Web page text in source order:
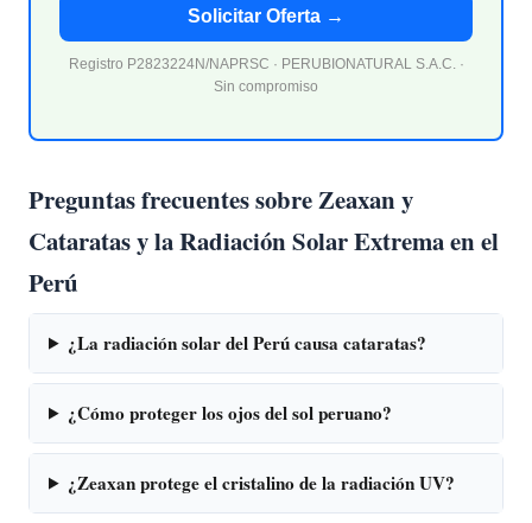
Solicitar Oferta →
Registro P2823224N/NAPRSC · PERUBIONATURAL S.A.C. ·
Sin compromiso
Preguntas frecuentes sobre Zeaxan y
Cataratas y la Radiación Solar Extrema en el
Perú
¿La radiación solar del Perú causa cataratas?
¿Cómo proteger los ojos del sol peruano?
¿Zeaxan protege el cristalino de la radiación UV?